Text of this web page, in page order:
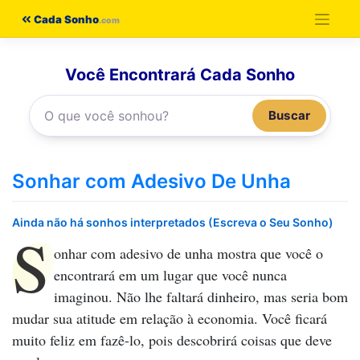
Cada Sonho
Você Encontrará Cada Sonho
Buscar
Sonhar com Adesivo De Unha
Ainda não há sonhos interpretados (Escreva o Seu Sonho)
S onhar com adesivo de unha mostra que você o
encontrará em um lugar que você nunca
imaginou. Não lhe faltará dinheiro, mas seria bom
mudar sua atitude em relação à economia. Você ficará
muito feliz em fazê-lo, pois descobrirá coisas que deve